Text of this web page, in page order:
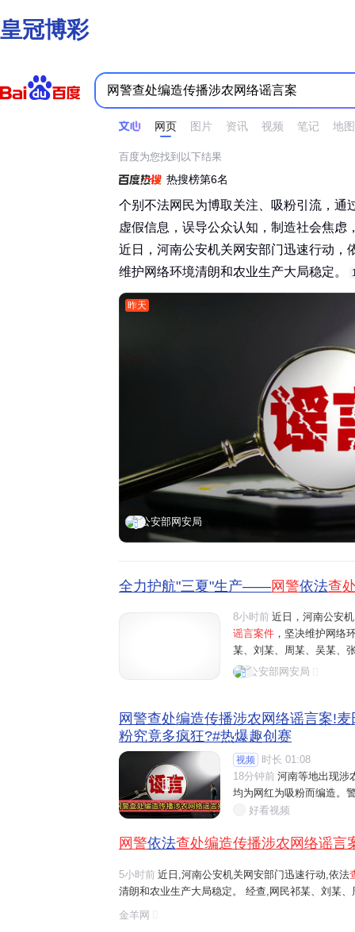
皇冠博彩
网页 图片 资讯 视频 笔记 地图
时间不限 所有网页和文件 站点内检索
百度为您找到以下结果
热搜榜第6名
个别不法网民为博取关注、吸粉引流，通
虚假信息，误导公众认知，制造社会焦
近日，河南公安机关网安部门迅速行动，
维护网络环境清朗和农业生产大局稳定。‌‌
昨天
公安部网安局
全力护航"三夏"生产——网警依法查
8小时前 近日，河南公安
谣言案件 ，坚决维护网络
某、刘某、周某、吴某、
阳、商丘、周口、济源等
公安部网安局
网警查处编造传播涉农网络谣言案!
粉究竟多疯狂?#热爆趣创赛

视频
时长 01:08
18分钟前 河南等地出现涉
均为网红为吸粉而编造。
好看视频
网警依法查处编造传播涉农网络谣言
5小时前 近日,河南公安机关网安部门迅速行动,依法
清朗和农业生产大局稳定。 经查,网民祁某、刘某
等多人发布涉安阳、商丘、周口、济源等地"毁粮
网络谣言信息,引发大范围
金羊网